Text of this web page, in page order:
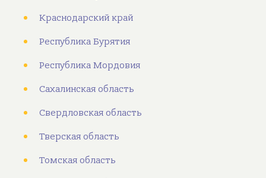
Краснодарский край
Республика Бурятия
Республика Мордовия
Сахалинская область
Свердловская область
Тверская область
Томская область